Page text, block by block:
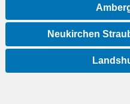
Neukirchen